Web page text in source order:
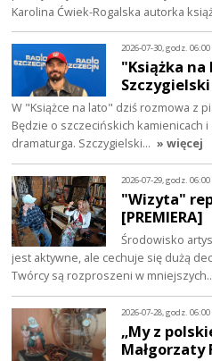
Karolina Ćwiek-Rogalska autorka
2026-07-30, godz. 06:00
"Książka
Szczygielski
W "Książce na lato" dziś rozmowa z
Będzie o szczecińskich kamienicach i
dramaturga. Szczygielski… » więcej
2026-07-29, godz. 06:00
"Wizyta"
[PREMIERA]
Środowisko
jest aktywne, ale cechuje się dużą
Twórcy są rozproszeni w
2026-07-28, godz. 06:00
„My z
Małgorzaty